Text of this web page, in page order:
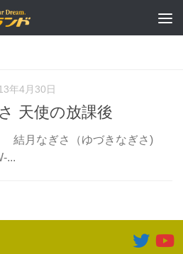
年4月30日
天使の放課後
結月なぎさ（ゆづきなぎさ)
...